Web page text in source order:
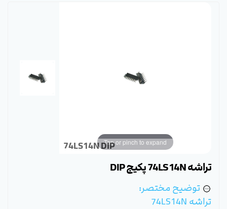
74LS14N DIPTap or pinch to expand
تراشه 74LS14N پکیج DIP
توضیح مختصر:
تراشه 74LS14N